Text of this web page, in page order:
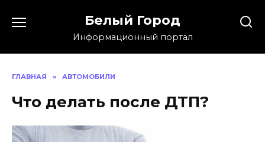
Белый Город
Информационный портал
ГЛАВНАЯ » АВТОМОБИЛИ
Что делать после ДТП?